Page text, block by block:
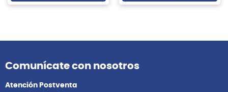
Comunícate con nosotros
Atención Postventa